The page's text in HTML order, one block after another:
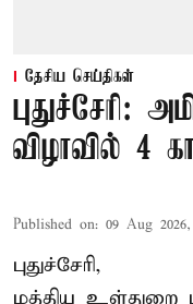
தேசிய செய்திகள்
புதுச்சேரி:
விழாவில் 4
Published on: 09 Aug
புதுச்சேரி,
மத்திய உள்துறை